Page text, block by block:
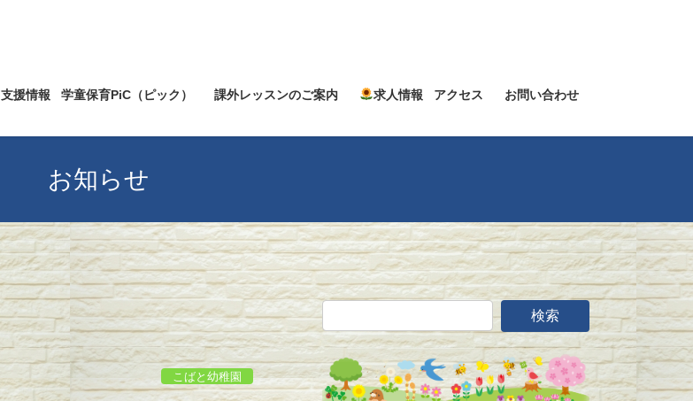
援情報 学童保育PiC（ピック） 課外レッスンのご案内 求人情報 アクセス お問い合わせ
お知らせ
こばと幼稚園